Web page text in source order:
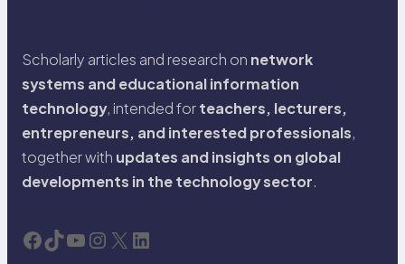
Scholarly articles and research on network
systems and educational information
technology, intended forteachers, lecturers,
entrepreneurs, and interested professionals,
together with updates and insights on global
developments in the technology sector.
Facebook TikTok YouTube Instagram X LinkedIn